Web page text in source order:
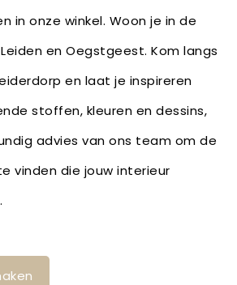
in onze winkel. Woon je in de
en Oegstgeest. Kom langs
en laat je inspireren
stoffen, kleuren en dessins,
advies van ons team om de
vinden die jouw interieur